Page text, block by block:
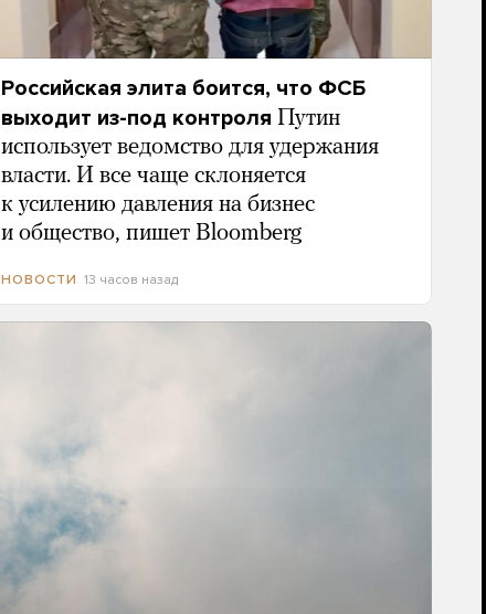
Российская элита боится, что ФСБ
выходит из-под контроля Путин
использует ведомство для удержания
власти. И все чаще склоняется
к усилению давления на бизнес
и общество, пишет Bloomberg
НОВОСТИ 13 часов назад